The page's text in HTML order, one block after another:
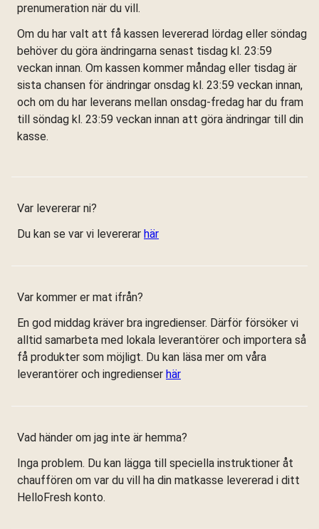
prenumeration när du vill.
Om du har valt att få kassen levererad lördag eller söndag
behöver du göra ändringarna senast tisdag kl. 23:59
veckan innan. Om kassen kommer måndag eller tisdag är
sista chansen för ändringar onsdag kl. 23:59 veckan innan,
och om du har leverans mellan onsdag-fredag har du fram
till söndag kl. 23:59 veckan innan att göra ändringar till din
kasse.
Var levererar ni?
Du kan se var vi levererar här
Var kommer er mat ifrån?
En god middag kräver bra ingredienser. Därför försöker vi
alltid samarbeta med lokala leverantörer och importera så
få produkter som möjligt. Du kan läsa mer om våra
leverantörer och ingredienser här
Vad händer om jag inte är hemma?
Inga problem. Du kan lägga till speciella instruktioner åt
chauffören om var du vill ha din matkasse levererad i ditt
HelloFresh konto.